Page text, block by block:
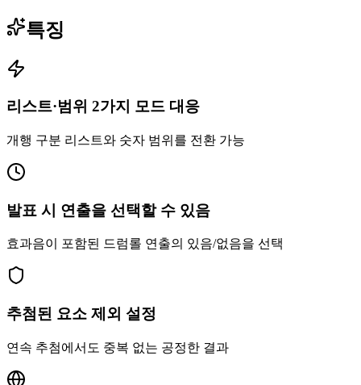
특징
리스트·범위 2가지 모드 대응
개행 구분 리스트와 숫자 범위를 전환 가능
발표 시 연출을 선택할 수 있음
효과음이 포함된 드럼롤 연출의 있음/없음을 선택
추첨된 요소 제외 설정
연속 추첨에서도 중복 없는 공정한 결과